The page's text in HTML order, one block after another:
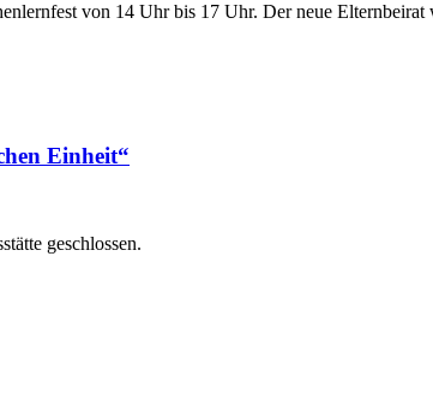
von 14 Uhr bis 17 Uhr. Der neue Elternbeirat
Einheit“
geschlossen.